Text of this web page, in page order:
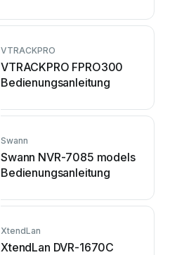
VTRACKPRO
VTRACKPRO FPRO300
Bedienungsanleitung
Swann
Swann NVR-7085 models
Bedienungsanleitung
XtendLan
XtendLan DVR-1670C